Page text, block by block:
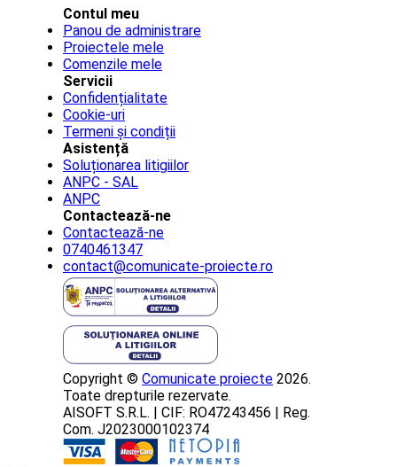
Contul meu
Panou de administrare
Proiectele mele
Comenzile mele
Servicii
Confidențialitate
Cookie-uri
Termeni și condiții
Asistență
Soluționarea litigiilor
ANPC - SAL
ANPC
Contactează-ne
Contactează-ne
0740461347
contact@comunicate-proiecte.ro
Copyright © Comunicate proiecte 2026.
Toate drepturile rezervate.
AISOFT S.R.L. | CIF: RO47243456 | Reg.
Com. J2023000102374